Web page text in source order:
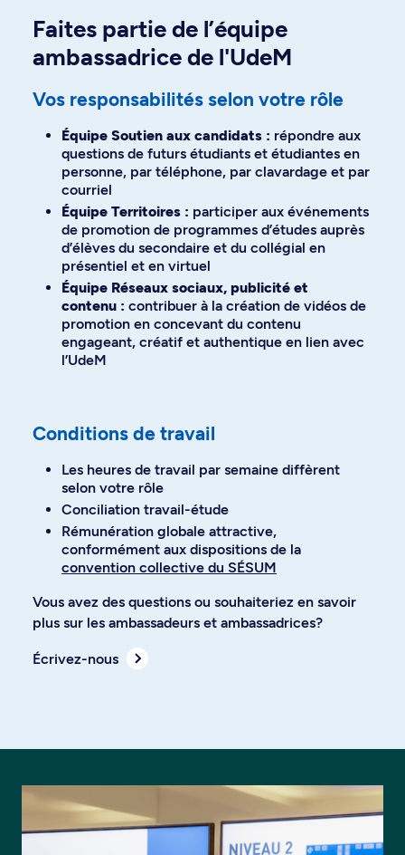
Faites partie de l’équipe
ambassadrice de l'UdeM
Vos responsabilités selon votre rôle
Équipe Soutien aux candidats : répondre aux
questions de futurs étudiants et étudiantes en
personne, par téléphone, par clavardage et par
courriel
Équipe Territoires : participer aux événements
de promotion de programmes d’études auprès
d’élèves du secondaire et du collégial en
présentiel et en virtuel
Équipe Réseaux sociaux, publicité et
contenu : contribuer à la création de vidéos de
promotion en concevant du contenu
engageant, créatif et authentique en lien avec
l’UdeM
Conditions de travail
Les heures de travail par semaine diffèrent
selon votre rôle
Conciliation travail-étude​
Rémunération globale attractive,
conformément aux dispositions de la
convention collective du SÉSUM
​Vous avez des questions ou souhaiteriez en savoir
plus sur les ambassadeurs et ambassadrices?​
Écrivez-nous